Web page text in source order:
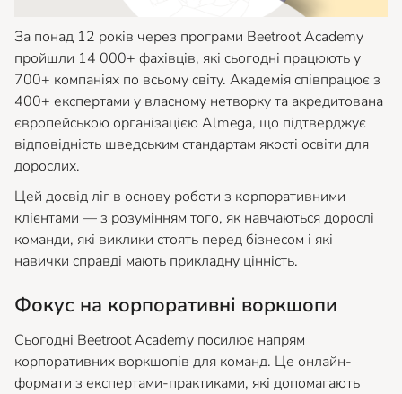
За понад 12 років через програми Beetroot Academy
пройшли 14 000+ фахівців, які сьогодні працюють у
700+ компаніях по всьому світу. Академія співпрацює з
400+ експертами у власному нетворку та акредитована
європейською організацією Almega, що підтверджує
відповідність шведським стандартам якості освіти для
дорослих.
Цей досвід ліг в основу роботи з корпоративними
клієнтами — з розумінням того, як навчаються дорослі
команди, які виклики стоять перед бізнесом і які
навички справді мають прикладну цінність.
Фокус на корпоративні воркшопи
Сьогодні Beetroot Academy посилює напрям
корпоративних воркшопів для команд. Це онлайн-
формати з експертами-практиками, які допомагають